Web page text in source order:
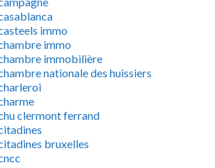
immo
immo
immobilière
nationale des huissiers
clermont ferrand
bruxelles